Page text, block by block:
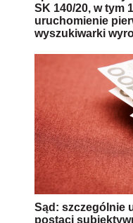
SK 140/20, w tym
uruchomienie
wyszukiwarki
Sąd: szczególnie
postaci